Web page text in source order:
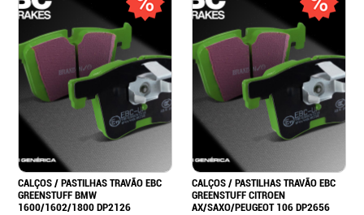
CALÇOS / PASTILHAS TRAVÃO EBC
GREENSTUFF BMW
1600/1602/1800 DP2126
CALÇOS / PASTILHAS TRAVÃO EBC
GREENSTUFF CITROEN
AX/SAXO/PEUGEOT 106 DP2656